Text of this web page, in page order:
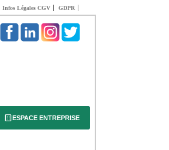
Infos Légales CGV GDPR
ESPACE ENTREPRISE